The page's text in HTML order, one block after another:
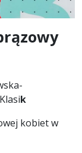
k
kobiet w